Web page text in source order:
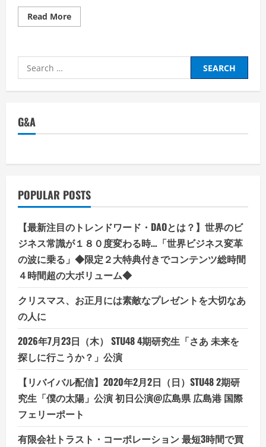
Read MoreRead
more
ー
適
ホ
15
位
で
利
で
き
る・
ト
ー
キ
ョ
ー
サ
ン
マ
ナ
株
式
会
社
Search
for:
G&A
POPULAR POSTS
【最新注目のトレンドワード・DAOとは？】世界のビ
ジネス常識が１８０度変わる時…「世界ビジネス変革
の波に乗る」◆限定２大特典付きでコンテンツ総時間
４時間超の大ボリューム◆
クリスマス、お正月には素敵なプレゼントを大切なあ
の人に
2026年7月23日（木） STU48 4期研究生「さあ 未来を
探しに行こうか？」公演
【リバイバル配信】2020年2月2日（日）STU48 2期研
究生「僕の太陽」公演 初日公演@広島県 広島港 国際
フェリーポート
有限会社トラスト・コーポレーション 最短3時間で買